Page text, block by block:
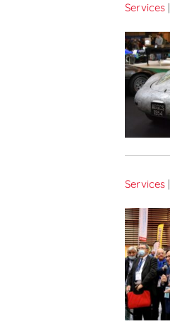
Services
Services